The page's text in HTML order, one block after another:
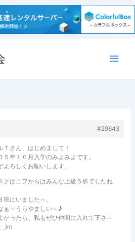
#29643
Ｔさん、はじめまして！
５年１０月入学のみよみよです。
よろしくお願いします。
クはニフからはみんな上級５班でしたね
班にいました～。
ぁ～うらやましい～♪
かったら、私もぜひ仲間に入れて下さ～
_)m